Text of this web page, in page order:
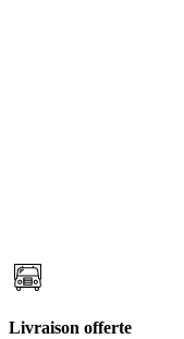
Livraison offerte